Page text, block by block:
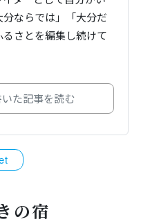
ならでは」「大分だ
さとを編集し続けて
た記事を読む
の宿